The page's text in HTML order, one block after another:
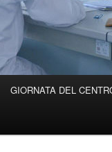
GIORNATA DEL